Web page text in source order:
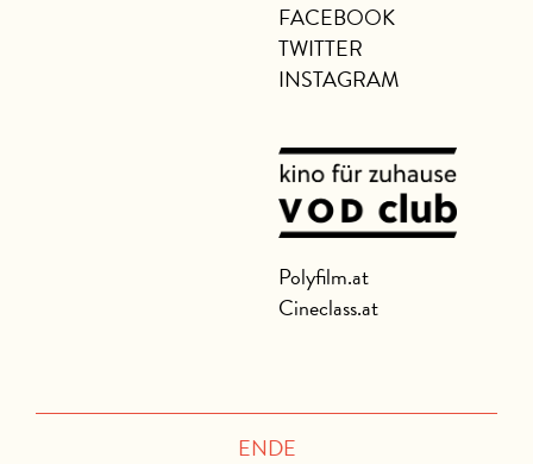
FACEBOOK
TWITTER
INSTAGRAM
Polyfilm.at
Cineclass.at
ENDE